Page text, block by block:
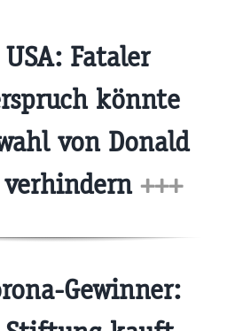
Fataler
könnte
von Donald
+++
Gewinner: